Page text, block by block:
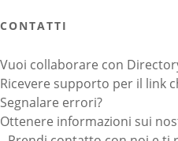
CONTATTI
Vuoi collaborare con
Ricevere supporto per il link
Segnalare errori?
Ottenere informazioni sui